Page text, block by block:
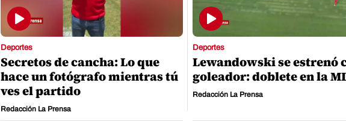
Deportes
Secretos de cancha: Lo que
hace un fotógrafo mientras tú
ves el partido
Redacción La Prensa
Deportes
Lewandowski se estrenó
goleador: doblete en la
Redacción La Prensa